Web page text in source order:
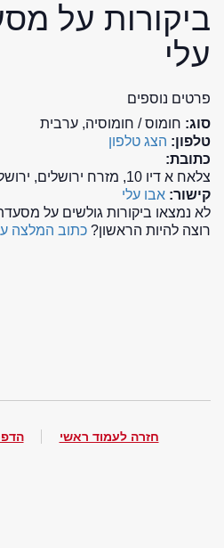
ביקורות על
עלי
פרטים נוספים
סוג: חומוס / חומוסיה, ערבית
טלפון: הצג טלפון
כתובת:
צלאח א דיו 10, מזרח ירושלים, ירושלים
קישור: אבו עלי
לא נמצאו ביקורות גולשים על
רוצה להיות הראשון? כתוב המלצה
חזרה לעמוד ראשי